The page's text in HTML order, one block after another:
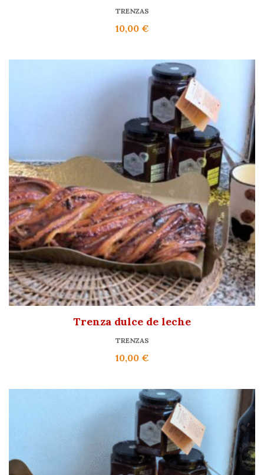
TRENZAS
10,00 €
Trenza dulce de leche
TRENZAS
10,00 €